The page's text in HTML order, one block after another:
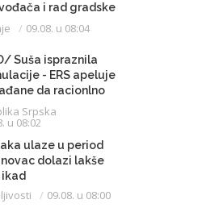
i rad gradske
09.08. u 08:04
Suša ispraznila
- ERS apeluje
da racionlno
Srpska
u 08:02
ulaze u period
dolazi lakše
ikad
09.08. u 08:00